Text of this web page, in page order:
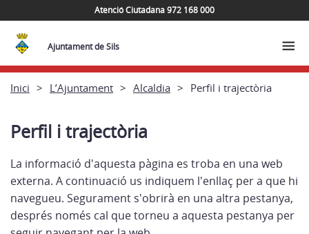
Atenció Ciutadana 972 168 000
Ajuntament de Sils
Inici L’Ajuntament Alcaldia Perfil i trajectòria
Perfil i trajectòria
La informació d'aquesta pàgina es troba en una web
externa. A continuació us indiquem l'enllaç per a que hi
navegueu. Segurament s'obrirà en una altra pestanya,
després només cal que torneu a aquesta pestanya per